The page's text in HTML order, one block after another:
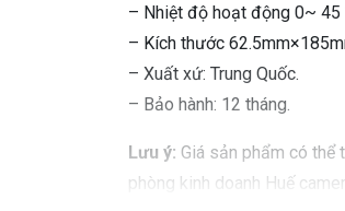
– Nhiệt độ hoạt động 0~ 45
– Kích thước
– Xuất xứ: Trung Quốc.
– Bảo hành: 12 tháng.
Lưu ý: Giá sản phẩm có thể
phòng kinh doanh Huế